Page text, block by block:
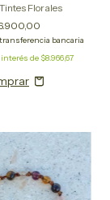
Florales
transferencia bancaria
de $8.966,67